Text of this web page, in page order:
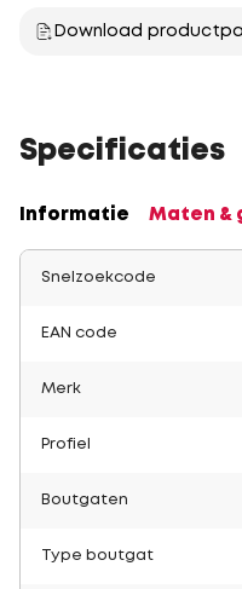
Download
Specificaties
Informatie Maten &
Snelzoekcode
EAN code
Merk
Profiel
Boutgaten
Type boutgat